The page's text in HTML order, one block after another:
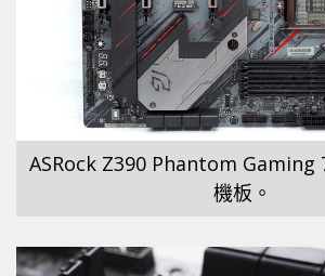
ASRock Z390 Phantom Gaming
機板。